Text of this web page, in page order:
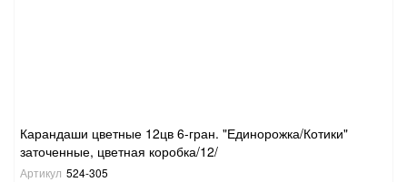
Карандаши цветные 12цв 6-гран. "Единорожка/Котики"
заточенные, цветная коробка/12/
Артикул 524-305